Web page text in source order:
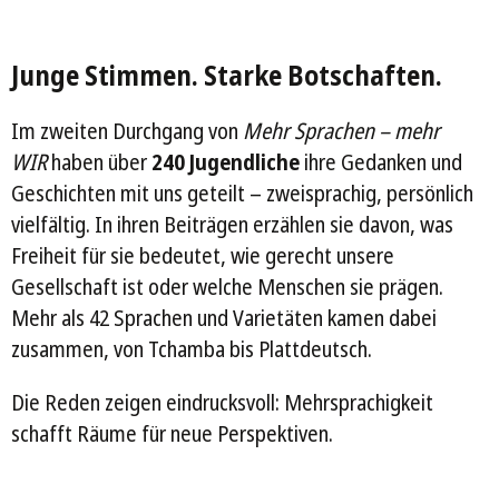
Junge Stimmen. Starke Botschaften.
Im zweiten Durchgang von Mehr Sprachen – mehr
WIRhaben über240 Jugendlicheihre Gedanken und
Geschichten mit uns geteilt – zweisprachig, persönlich
vielfältig. In ihren Beiträgen erzählen sie davon, was
Freiheit für sie bedeutet, wie gerecht unsere
Gesellschaft ist oder welche Menschen sie prägen.
Mehr als 42 Sprachen und Varietäten kamen dabei
zusammen, von Tchamba bis Plattdeutsch.
Die Reden zeigen eindrucksvoll: Mehrsprachigkeit
schafft Räume für neue Perspektiven.